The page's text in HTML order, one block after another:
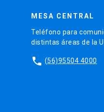
MESA CENTRAL
Teléfono para
distintas áreas de la
phone (56)95504 4000